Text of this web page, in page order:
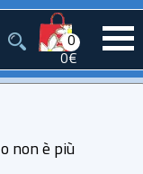
0
0€
non è più